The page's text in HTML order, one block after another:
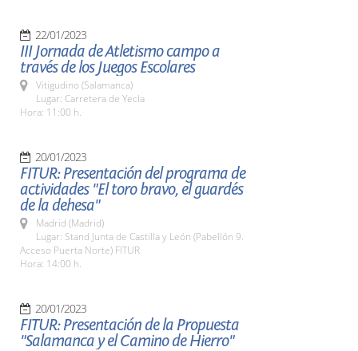
22/01/2023
III Jornada de Atletismo campo a
través de los Juegos Escolares
Vitigudino (Salamanca)
Lugar: Carretera de Yecla
Hora: 11:00 h.
20/01/2023
FITUR: Presentación del programa de
actividades "El toro bravo, el guardés
de la dehesa"
Madrid (Madrid)
Lugar: Stand Junta de Castilla y León (Pabellón 9.
Acceso Puerta Norte) FITUR
Hora: 14:00 h.
20/01/2023
FITUR: Presentación de la Propuesta
"Salamanca y el Camino de Hierro"